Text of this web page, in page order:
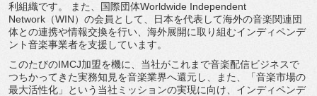
利組織です。 また、国際団体Worldwide Independent
Network（WIN）の会員として、
日本を代表して海外の音楽関連団
体との連携や情報交換を行い、 海外展開に取り組むインディペンデ
ント音楽事業者を支援しています。
このたびのIMCJ加盟を機に、 当社がこれまで音楽配信ビジネスで
つちかってきた実務知見を音楽業界へ還元し、また、「音楽市場の
最大活性化」
という当社ミッションの実現に向け、 インディペンデ